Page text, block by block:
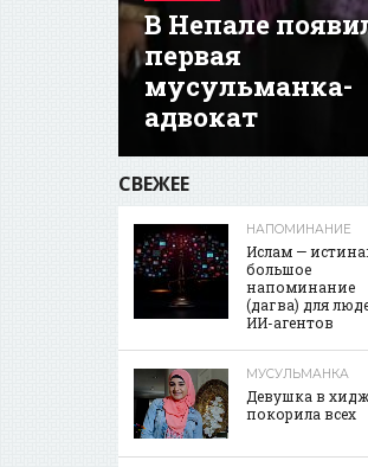
В Непале
первая
мусульманка-
адвокат
СВЕЖЕЕ
НАПОМИНАНИЕ
Ислам — истина:
большое
напоминание
(дагва) для
ИИ-агентов
МУСУЛЬМАНКА
Девушка в
покорила всех